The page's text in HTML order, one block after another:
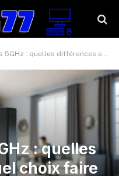
: quelles différences et quel choix faire ?
: quelles
choix faire